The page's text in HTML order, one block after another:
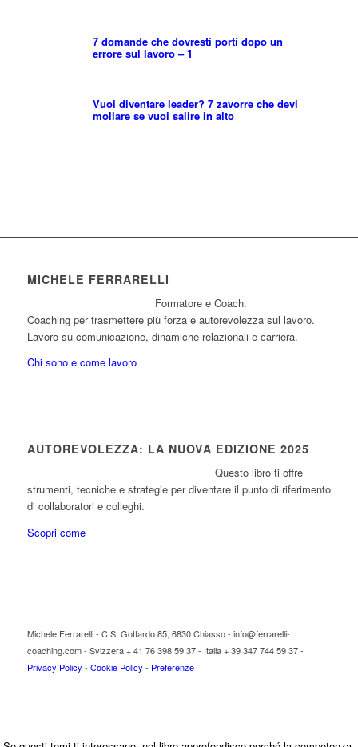
7 domande che dovresti porti dopo un
errore sul lavoro – 1
Vuoi diventare leader? 7 zavorre che devi
mollare se vuoi salire in alto
MICHELE FERRARELLI
Formatore e Coach.
Coaching per trasmettere più forza e autorevolezza sul lavoro.
Lavoro su comunicazione, dinamiche relazionali e carriera.
Chi sono e come lavoro
AUTOREVOLEZZA: LA NUOVA EDIZIONE 2025
Questo libro ti offre
strumenti, tecniche e strategie per diventare il punto di riferimento
di collaboratori e colleghi.
Scopri come
Michele Ferrarelli - C.S. Gottardo 85, 6830 Chiasso - info@ferrarelli-
coaching.com - Svizzera + 41 76 398 59 37 - Italia + 39 347 744 59 37 -
Privacy Policy - Cookie Policy - Preferenze